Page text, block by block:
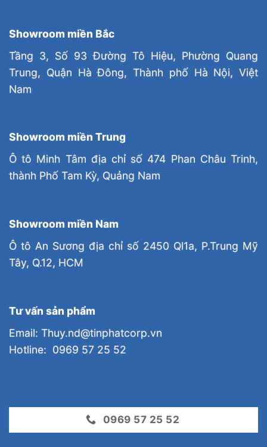
Showroom miền Bắc
Tầng 3, Số 93 Đường Tô Hiệu, Phường Quang
Trung, Quận Hà Đông, Thành phố Hà Nội, Việt
Nam
Showroom miền Trung
Ô tô Minh Tâm địa chỉ số 474 Phan Châu Trinh,
thành Phố Tam Kỳ, Quảng Nam
Showroom miền Nam
Ô tô An Sương địa chỉ số 2450 Ql1a, P.Trung Mỹ
Tây, Q.12, HCM
Tư vấn sản phẩm
Email: Thuy.nd@tinphatcorp.vn
Hotline: 0969 57 25 52
0969 57 25 52